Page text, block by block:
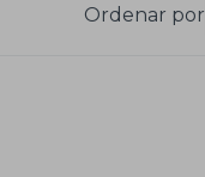
Ordenar por